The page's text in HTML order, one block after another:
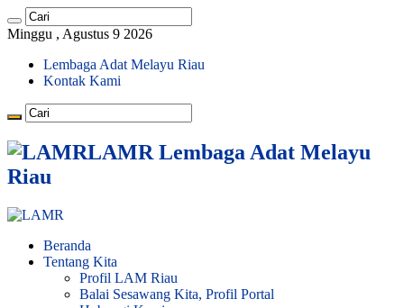
Minggu , Agustus 9 2026
Lembaga Adat Melayu Riau
Kontak Kami
LAMR Lembaga Adat Melayu
Riau
Beranda
Tentang Kita
Profil LAM Riau
Balai Sesawang Kita, Profil Portal